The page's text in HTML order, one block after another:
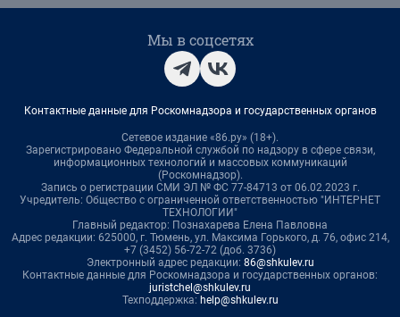
Мы в соцсетях
Контактные данные для Роскомнадзора и государственных органов
Сетевое издание «86.ру» (18+).
Зарегистрировано Федеральной службой по надзору в сфере связи,
информационных технологий и массовых коммуникаций
(Роскомнадзор).
Запись о регистрации СМИ ЭЛ № ФС 77-84713 от 06.02.2023 г.
Учредитель: Общество с ограниченной ответственностью "ИНТЕРНЕТ
ТЕХНОЛОГИИ"
Главный редактор: Познахарева Елена Павловна
Адрес редакции: 625000, г. Тюмень, ул. Максима Горького, д. 76, офис 214,
+7 (3452) 56-72-72 (доб. 3736)
Электронный адрес редакции: 86@shkulev.ru
Контактные данные для Роскомнадзора и государственных органов:
juristchel@shkulev.ru
Техподдержка: help@shkulev.ru